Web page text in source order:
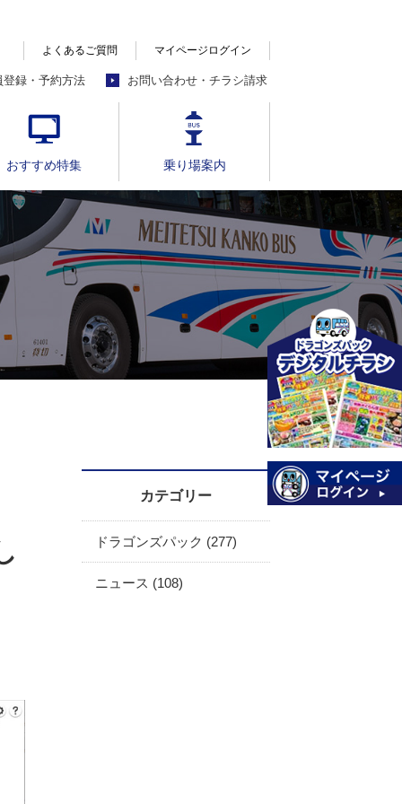
よくあるご質問 マイページログイン
登録・予約方法 お問い合わせ・チラシ請求
おすすめ特集 乗り場案内
カテゴリー
ドラゴンズパック (277)
ニュース (108)